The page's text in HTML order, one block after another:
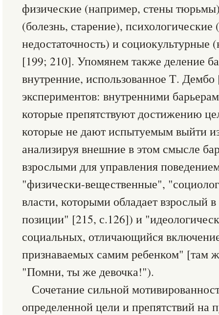
физические (например, стены
(болезнь, старение), психологические
недостаточность) и
[199; 210]. Упомянем также деление
внутренние, использованное Т.
экспериментов: внутренними
которые препятствуют достижению
которые не дают испытуемым выйти
анализируя внешние в этом смысле
взрослыми для управления
"физически-вещественные",
власти, которыми обладает взрослый
позиции" [215, с.126]) и
социальных, отличающийся
признаваемых самим ребенком" [там
"Помни, ты же девочка!").
Сочетание сильной
определенной цели и препятствий на